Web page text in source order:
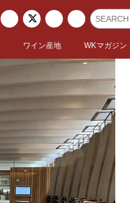
ワイン産地 WKマガジン